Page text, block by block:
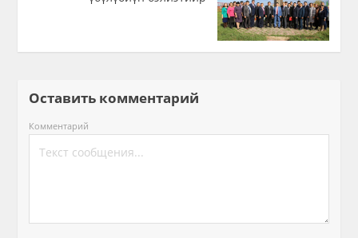
Оставить комментарий
Комментарий